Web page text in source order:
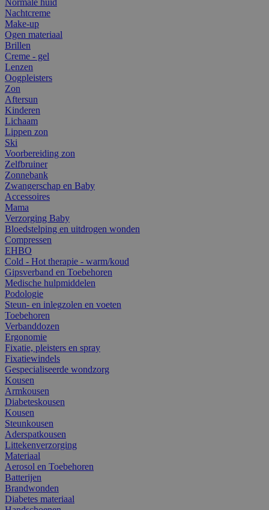
Nachtcreme
Make-up
Ogen materiaal
Brillen
Creme - gel
Lenzen
Oogpleisters
Zon
Aftersun
Kinderen
Lichaam
Lippen zon
Ski
Voorbereiding zon
Zelfbruiner
Zonnebank
Zwangerschap en Baby
Accessoires
Mama
Verzorging Baby
Bloedstelping en uitdrogen wonden
Compressen
EHBO
Cold - Hot therapie - warm/koud
Gipsverband en Toebehoren
Medische hulpmiddelen
Podologie
Steun- en inlegzolen en voeten
Toebehoren
Verbanddozen
Ergonomie
Fixatie, pleisters en spray
Fixatiewindels
Gespecialiseerde wondzorg
Kousen
Armkousen
Diabeteskousen
Kousen
Steunkousen
Aderspatkousen
Littekenverzorging
Materiaal
Aerosol en Toebehoren
Batterijen
Brandwonden
Diabetes materiaal